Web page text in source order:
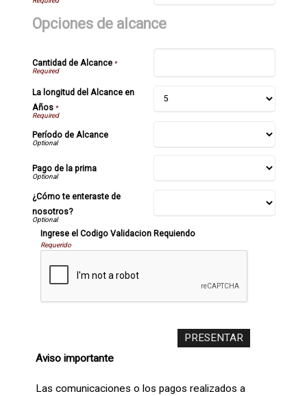
Opciones de alcance
Cantidad de Alcance*
La longitud del Alcance en
Años*
Período de Alcance
Pago de la prima
¿Cómo te enteraste de
nosotros?
Ingrese el Codigo Validacion Requiendo
Requerido
Aviso importante
Las comunicaciones o los pagos realizados a